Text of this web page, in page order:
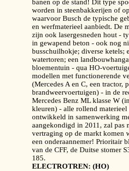
banen op de stand! Dit type
worden in steenbakkerijen of
waarvoor Busch de typische
en werfmaterieel aanbiedt. De
zijn ook lasergesneden hout -
in gewapend beton - ook nog
busschuilhokje; diverse ketels;
watertoren; een
bloementuin - qua HO-
modellen met functionerende
(Mercedes A en C, een tractor,
brandweervoertuigen) - in de
Mercedes Benz ML klasse W
kleuren) - alle rollend materieel
ontwikkeld in samenwerking
aangekondigd in 2011, zal pas
vertraging op de markt komen
een onderaannemer! Prioritair
van de CFF, de Duitse stomer
185.
ELECTROTREN: (HO)